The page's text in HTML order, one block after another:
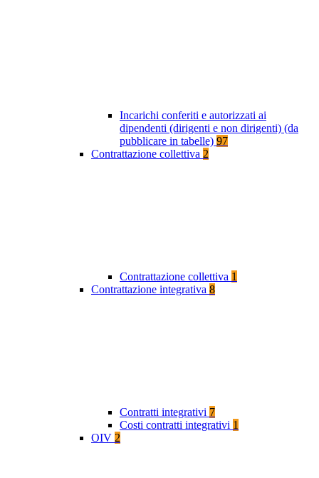
Incarichi conferiti e autorizzati ai
dipendenti (dirigenti e non dirigenti) (da
pubblicare in tabelle) 97
Contrattazione collettiva 2
Contrattazione collettiva 1
Contrattazione integrativa 8
Contratti integrativi 7
Costi contratti integrativi 1
OIV 2